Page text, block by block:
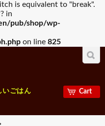
is equivalent to "break".
in
pub/shop/wp-
on line 825
いごはん
Cart